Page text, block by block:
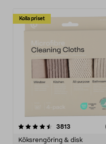
Kolla priset
3813
Köksrengöring & disk
4.0av 5 stjärnor